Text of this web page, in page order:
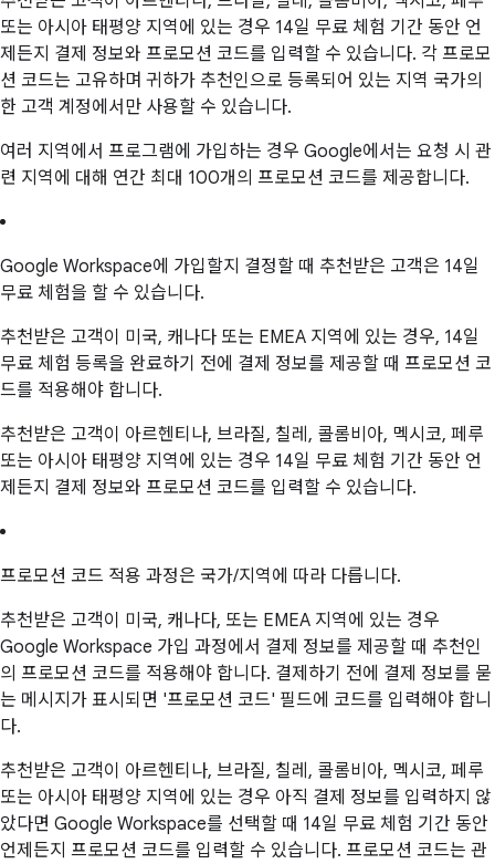
또는 아시아 태평양 지역에 있는 경우 14일 무료 체험 기간 동안 언
제든지 결제 정보와 프로모션 코드를 입력할 수 있습니다. 각 프로모
션 코드는 고유하며 귀하가 추천인으로 등록되어 있는 지역 국가의
한 고객 계정에서만 사용할 수 있습니다.
여러 지역에서 프로그램에 가입하는 경우 Google에서는 요청 시 관
련 지역에 대해 연간 최대 100개의 프로모션 코드를 제공합니다.
Google Workspace에 가입할지 결정할 때 추천받은 고객은 14일
무료 체험을 할 수 있습니다.
추천받은 고객이 미국, 캐나다 또는 EMEA 지역에 있는 경우, 14일
무료 체험 등록을 완료하기 전에 결제 정보를 제공할 때 프로모션 코
드를 적용해야 합니다.
추천받은 고객이 아르헨티나, 브라질, 칠레, 콜롬비아, 멕시코, 페루
또는 아시아 태평양 지역에 있는 경우 14일 무료 체험 기간 동안 언
제든지 결제 정보와 프로모션 코드를 입력할 수 있습니다.
프로모션 코드 적용 과정은 국가/지역에 따라 다릅니다.
추천받은 고객이 미국, 캐나다, 또는 EMEA 지역에 있는 경우
Google Workspace 가입 과정에서 결제 정보를 제공할 때 추천인
의 프로모션 코드를 적용해야 합니다. 결제하기 전에 결제 정보를 묻
는 메시지가 표시되면 '프로모션 코드' 필드에 코드를 입력해야 합니
다.
추천받은 고객이 아르헨티나, 브라질, 칠레, 콜롬비아, 멕시코, 페루
또는 아시아 태평양 지역에 있는 경우 아직 결제 정보를 입력하지 않
았다면 Google Workspace를 선택할 때 14일 무료 체험 기간 동안
언제든지 프로모션 코드를 입력할 수 있습니다. 프로모션 코드는 관